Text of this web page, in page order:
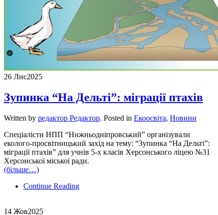
26 Лис2025
Зупинка “На Дельті”: міграції птахів
Written by редактор Редактор. Posted in Екоосвіта, Новини
Спеціалісти НПП “Нижньодніпровський” організували
еколого-просвітницький захід на тему: “Зупинка “На Дельті”:
міграції птахів” для учнів 5-х класів Херсонського ліцею №31
Херсонської міської ради.
(більше…)
Continue Reading
14 Жов2025